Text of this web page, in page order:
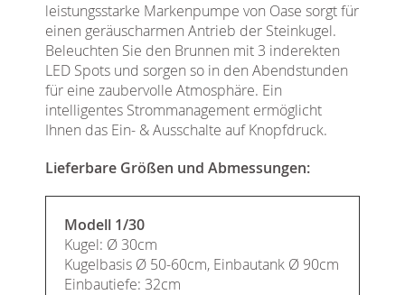
leistungsstarke Markenpumpe von Oase sorgt für
einen geräuscharmen Antrieb der Steinkugel.
Beleuchten Sie den Brunnen mit 3 inderekten
LED Spots und sorgen so in den Abendstunden
für eine zaubervolle Atmosphäre. Ein
intelligentes Strommanagement ermöglicht
Ihnen das Ein- & Ausschalte auf Knopfdruck.
Lieferbare Größen und Abmessungen:
Modell 1/30
Kugel: Ø 30cm
Kugelbasis Ø 50-60cm, Einbautank Ø 90cm
Einbautiefe: 32cm